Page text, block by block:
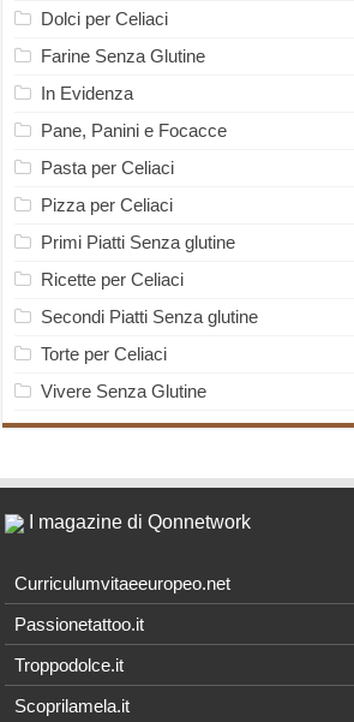
Dolci per Celiaci
Farine Senza Glutine
In Evidenza
Pane, Panini e Focacce
Pasta per Celiaci
Pizza per Celiaci
Primi Piatti Senza glutine
Ricette per Celiaci
Secondi Piatti Senza glutine
Torte per Celiaci
Vivere Senza Glutine
I magazine di Qonnetwork
Curriculumvitaeeuropeo.net
Passionetattoo.it
Troppodolce.it
Scoprilamela.it